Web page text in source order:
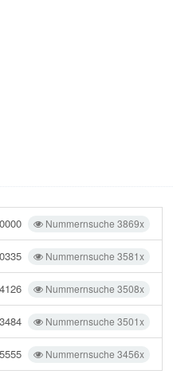
Nummernsuche 3869x
Nummernsuche 3581x
Nummernsuche 3508x
Nummernsuche 3501x
Nummernsuche 3456x